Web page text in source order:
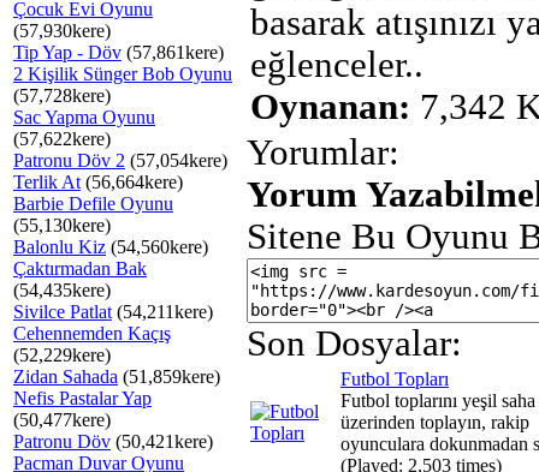
Çocuk Evi Oyunu
(57,930kere)
Tip Yap - Döv (57,861kere)
2 Kişilik Sünger Bob Oyunu
(57,728kere)
Sac Yapma Oyunu
(57,622kere)
Patronu Döv 2 (57,054kere)
Terlik At (56,664kere)
Barbie Defile Oyunu
(55,130kere)
Balonlu Kiz (54,560kere)
Çaktırmadan Bak
(54,435kere)
Sivilce Patlat (54,211kere)
Cehennemden Kaçış
(52,229kere)
Zidan Sahada (51,859kere)
Nefis Pastalar Yap
(50,477kere)
Patronu Döv (50,421kere)
Pacman Duvar Oyunu
basarak atışınızı
eğlenceler..
Oynanan: 7,342
Yorumlar:
Yorum
Sitene Bu Oyunu
Son Dosyalar:
Futbol Topları
Futbol toplarını yeşil saha
üzerinden toplayın, rakip
oyunculara dokunmadan
(Played: 2,503 times)